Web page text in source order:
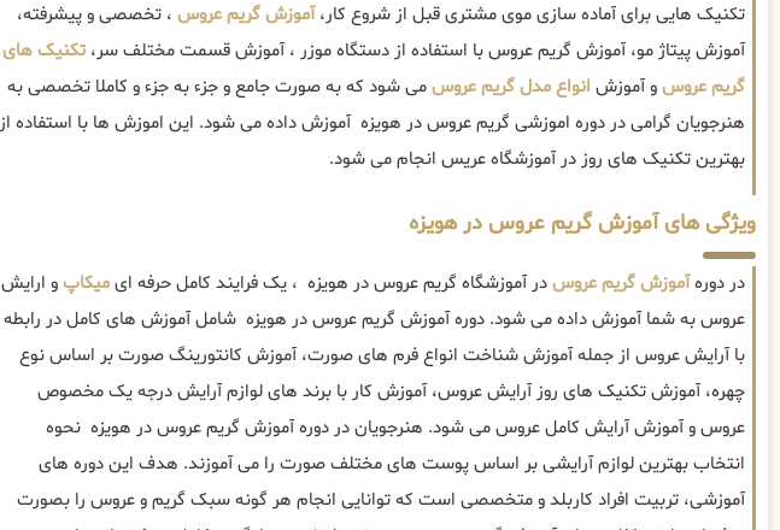
تکنیک هایی برای آماده سازی موی مشتری قبل از شروع کار،آموزش گریم عروس ، تخصصی و پیشرفته،
آموزش پیتاژ مو، آموزش گریم عروس با استفاده از دستگاه موزر ، آموزش قسمت مختلف سر،تکنیک های
گریم عروسو آموزش انواع مدل گریم عروسمی شود که به صورت جامع و جزء به جزء و کاملا تخصصی به
هنرجویان گرامی در دوره اموزشی گریم عروس در هویزه آموزش داده می شود. این اموزش ها با استفاده از
بهترین تکنیک های روز در آموزشگاه عریس انجام می شود.
ویژگی های آموزش گریم عروس در هویزه
در دورهآموزش گریم عروسدر آموزشگاه گریم عروس در هویزه ، یک فرایند کامل حرفه ایمیکاپو ارایش
عروس به شما آموزش داده می شود. دوره آموزش گریم عروس در هویزه شامل آموزش های کامل در رابطه
با آرایش عروس از جمله آموزش شناخت انواع فرم های صورت، آموزش کانتورینگ صورت بر اساس نوع
چهره، آموزش تکنیک های روز آرایش عروس، آموزش کار با برند های لوازم آرایش درجه یک مخصوص
عروس و آموزش آرایش کامل عروس می شود. هنرجویان در دوره آموزش گریم عروس در هویزه نحوه
انتخاب بهترین لوازم آرایشی بر اساس پوست های مختلف صورت را می آموزند. هدف این دوره های
آموزشی، تربیت افراد کاربلد و متخصصی است که توانایی انجام هر گونه سبک گریم و عروس را بصورت